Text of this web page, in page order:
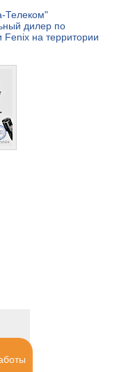
Телеком"
дилер по
Fenix на территории